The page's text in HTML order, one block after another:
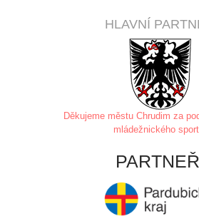
HLAVNÍ
Děkujeme městu Chrudim za
mládežnického